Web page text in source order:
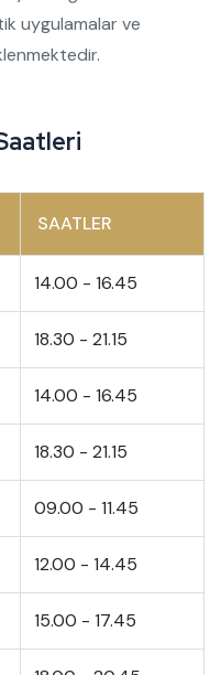
uygulamalar ve
aatleri
SAATLER
14.00 - 16.45
18.30 - 21.15
14.00 - 16.45
18.30 - 21.15
09.00 - 11.45
12.00 - 14.45
15.00 - 17.45